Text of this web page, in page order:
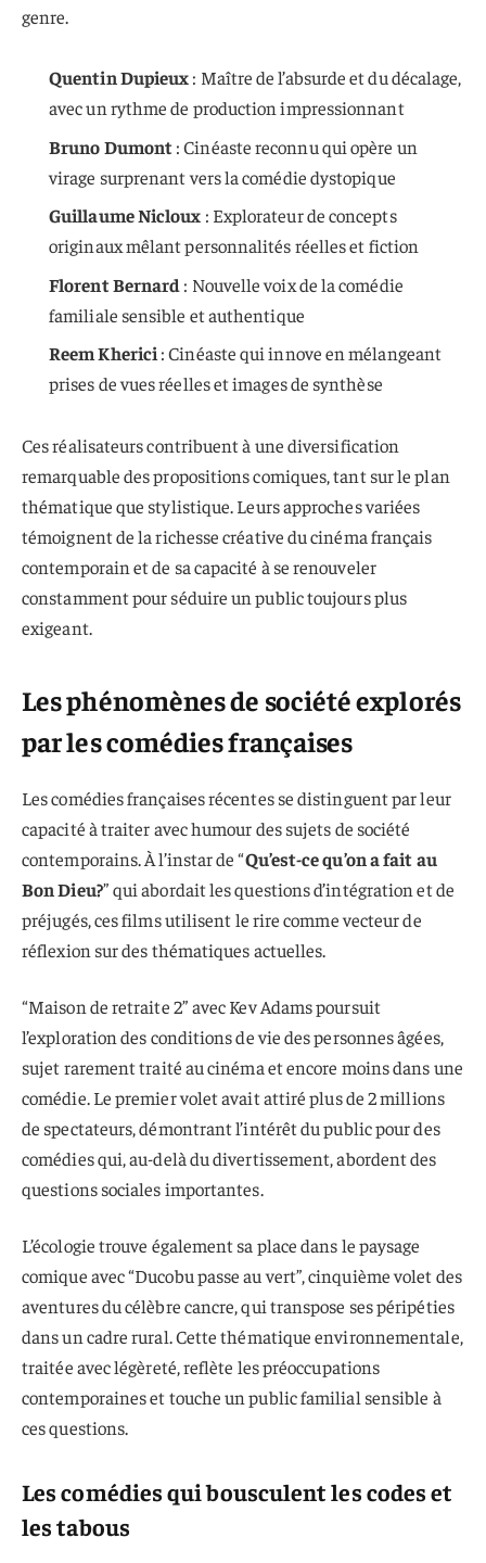
genre.
Quentin Dupieux: Maître de l’absurde et du décalage,
avec un rythme de production impressionnant
Bruno Dumont : Cinéaste reconnu qui opère un
virage surprenant vers la comédie dystopique
Guillaume Nicloux : Explorateur de concepts
originaux mêlant personnalités réelles et fiction
Florent Bernard : Nouvelle voix de la comédie
familiale sensible et authentique
Reem Kherici : Cinéaste qui innove en mélangeant
prises de vues réelles et images de synthèse
Ces réalisateurs contribuent à une diversification
remarquable des propositions comiques, tant sur le plan
thématique que stylistique. Leurs approches variées
témoignent de la richesse créative du cinéma français
contemporain et de sa capacité à se renouveler
constamment pour séduire un public toujours plus
exigeant.
Les phénomènes de société explorés
par les comédies françaises
Les comédies françaises récentes se distinguent par leur
capacité à traiter avec humour des sujets de société
contemporains. À l’instar de “Qu’est-ce qu’on a fait au
Bon Dieu?” qui abordait les questions d’intégration et de
préjugés, ces films utilisent le rire comme vecteur de
réflexion sur des thématiques actuelles.
“Maison de retraite 2” avec Kev Adams poursuit
l’exploration des conditions de vie des personnes âgées,
sujet rarement traité au cinéma et encore moins dans une
comédie. Le premier volet avait attiré plus de 2 millions
de spectateurs, démontrant l’intérêt du public pour des
comédies qui, au-delà du divertissement, abordent des
questions sociales importantes.
L’écologie trouve également sa place dans le paysage
comique avec “Ducobu passe au vert”, cinquième volet des
aventures du célèbre cancre, qui transpose ses péripéties
dans un cadre rural. Cette thématique environnementale,
traitée avec légèreté, reflète les préoccupations
contemporaines et touche un public familial sensible à
ces questions.
Les comédies qui bousculent les codes et
les tabous